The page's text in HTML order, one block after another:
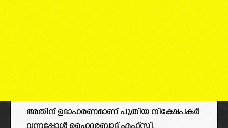
അതിന് ഉദാഹരണമാണ് പുതിയ നിക്ഷേപകർ